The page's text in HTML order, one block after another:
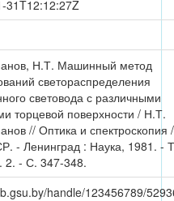
31T12:12:27Z
Н.Т. Машинный метод
светораспределения
световода с различными
торцевой поверхности / Н.Т.
// Оптика и спектроскопия /
- Ленинград : Наука, 1981. -
2. - С. 347-348.
handle/123456789/